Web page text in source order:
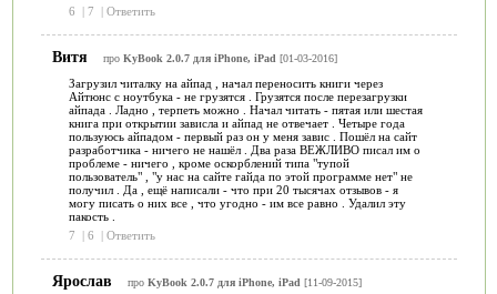
6
| 7 | Ответить
Витя про KyBook 2.0.7 для iPhone, iPad [01-03-2016]
Загрузил читалку на айпад , начал переносить книги через
Айтюнс с ноутбука - не грузятся . Грузятся после перезагрузки
айпада . Ладно , терпеть можно . Начал читать - пятая или шестая
книга при открытии зависла и айпад не отвечает . Четыре года
пользуюсь айпадом - первый раз он у меня завис . Пошёл на сайт
разработчика - ничего не нашёл . Два раза ВЕЖЛИВО писал им о
проблеме - ничего , кроме оскорблений типа "тупой
пользователь" , "у нас на сайте гайда по этой программе нет" не
получил . Да , ещё написали - что при 20 тысячах отзывов - я
могу писать о них все , что угодно - им все равно . Удалил эту
пакость .
7
6 Ответить
Ярослав про KyBook 2.0.7 для iPhone, iPad[11-09-2015]